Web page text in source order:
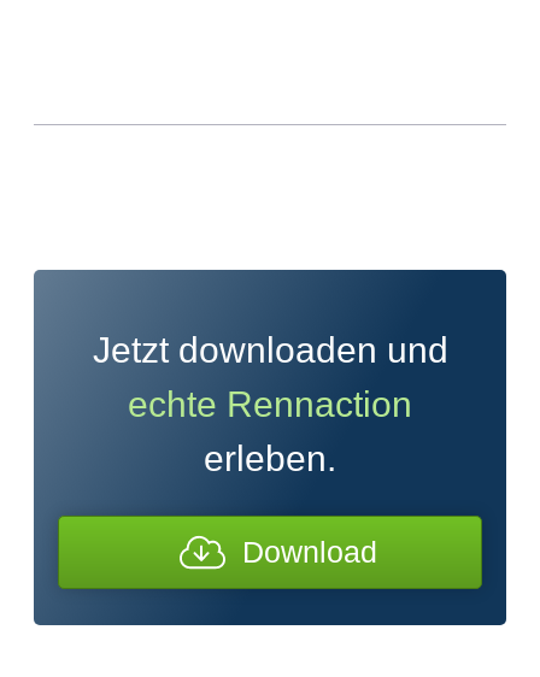
Jetzt downloaden und
echte Rennaction
erleben.
Download